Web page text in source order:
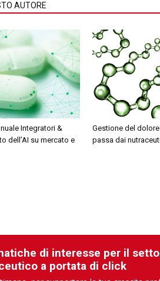
AUTORE
Integratori &
dell’AI su mercato e
Gestione del
passa dai
di interesse per il
a portata di click